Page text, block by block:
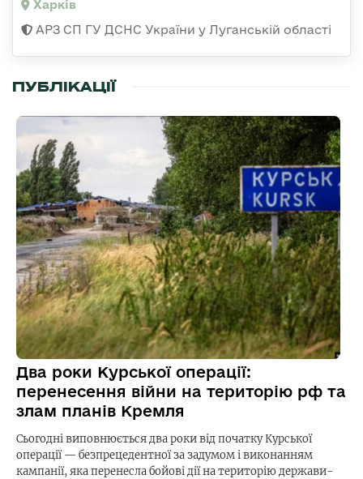
Харків
АРЗ СП ГУ ДСНС України у Луганській області
ПУБЛІКАЦІЇ
Два роки Курської операції:
перенесення війни на територію рф та
злам планів Кремля
Сьогодні виповнюється два роки від початку Курської
операції — безпрецедентної за задумом і виконанням
кампанії, яка перенесла бойові дії на територію держави-